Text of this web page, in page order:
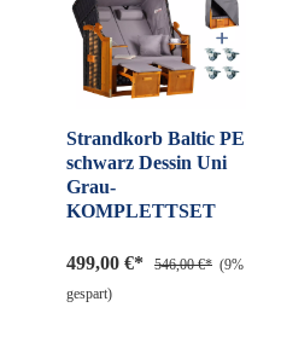
Strandkorb Baltic PE
schwarz Dessin Uni
Grau-
KOMPLETTSET
499,00 €* 546,00 €* (9%
gespart)